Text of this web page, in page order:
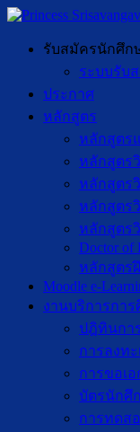
รับสมัครนักศึก
ระบบรับ
ประกาศ
หลักสูตร
หลักสูตร
หลักสูตร
หลักสูตร
หลักสูตร
หลักสูตร
Doctor of
หลักสูตร
Moodle e-
งานบริการการ
ปฎิทินกา
การลงทะ
การขอเ
บัตรนักศึ
การทดส